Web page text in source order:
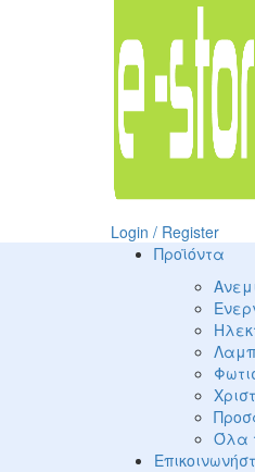
Login / Register
Προϊόντα
Όλα